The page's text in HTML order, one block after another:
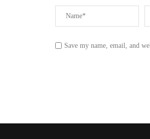
Save my name, email, and